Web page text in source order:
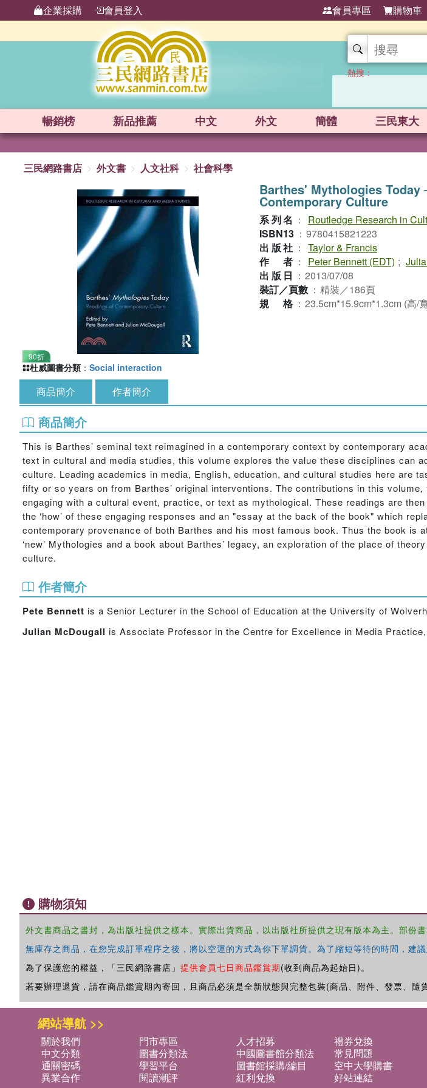
企業採購 會員登入 會員專區 購物車
熱搜：
暢銷榜 新品推薦 中文 外文 簡體 三民東大
三民網路書店 外文書 人文社科 社會科學
90折
Barthes' Mythologies Today
Contemporary Culture
系列名 ：
Routledge Research in
ISBN13 ： 9780415821223
出版社 ： Taylor & Francis
作者 ： Peter Bennett (EDT) ;
出版日 ： 2013/07/08
裝訂／頁數 ： 精裝／186頁
規格 ： 23.5cm*15.9cm*1.3cm (高/
杜威圖書分類 ： Social interaction
商品簡介 作者簡介
商品簡介
This is Barthes’ seminal text reimagined in a contemporary context by contemporary
text in cultural and media studies, this volume explores the value these disciplines can
culture. Leading academics in media, English, education, and cultural studies here are
fifty or so years on from Barthes’ original interventions. The contributions in this
engaging with a cultural event, practice, or text as mythological. These readings are
the ‘how’ of these engaging responses and an "essay at the back of the book" which
contemporary provenance of both Barthes and his most famous book. Thus the book is
‘new’ Mythologies and a book about Barthes’ legacy, an exploration of the place of
culture.
作者簡介
Pete Bennett is a Senior Lecturer in the School of Education at the University of
Julian McDougall is Associate Professor in the Centre for Excellence in Media
購物須知
外文書商品之書封，為出版社提供之樣本。實際出貨商品，以出版社所提供之現有版本為主。部份
無庫存之商品，在您完成訂單程序之後，將以空運的方式為你下單調貨。為了縮短等待的時間，建
為了保護您的權益，「三民網路書店」 提供會員七日商品鑑賞期(收到商品為起始日)。
若要辦理退貨，請在商品鑑賞期內寄回，且商品必須是全新狀態與完整包裝(商品、附件、發票、隨
網站導航 >>
關於我們 門市專區 人才招募 禮券兌換
中文分類
圖書分類法 中國圖書館分類法 常見問題
通關密碼
學習平台 圖書館採購/編目 空中大學購書
異業合作
閱讀潮評 紅利兌換 好站連結